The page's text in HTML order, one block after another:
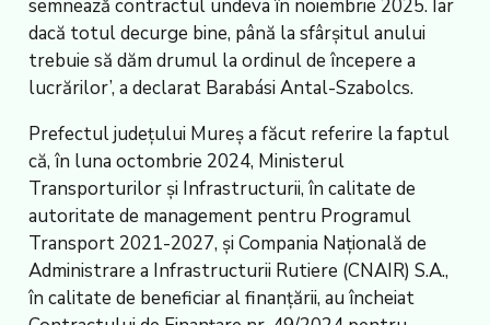
semnează contractul undeva în noiembrie 2025. Iar
dacă totul decurge bine, până la sfârșitul anului
trebuie să dăm drumul la ordinul de începere a
lucrărilor’, a declarat Barabási Antal-Szabolcs.
Prefectul județului Mureș a făcut referire la faptul
că, în luna octombrie 2024, Ministerul
Transporturilor și Infrastructurii, în calitate de
autoritate de management pentru Programul
Transport 2021-2027, și Compania Națională de
Administrare a Infrastructurii Rutiere (CNAIR) S.A.,
în calitate de beneficiar al finanțării, au încheiat